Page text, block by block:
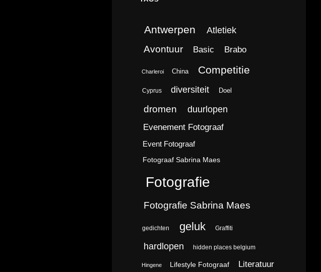
Antwerpen Atletiek
Avontuur Basic Brabo
Charleroi China Competitie
Cyprus diversiteit Doel
dromen duurlopen
Evenement Fotograaf
Event Fotograaf
Fotograaf Sabrina Maes
Fotografie
Fotografie Sabrina Maes
gedichten geluk Graffiti
hardlopen hidden places belgium
Hingene Lifestyle Fotograaf Literatuur